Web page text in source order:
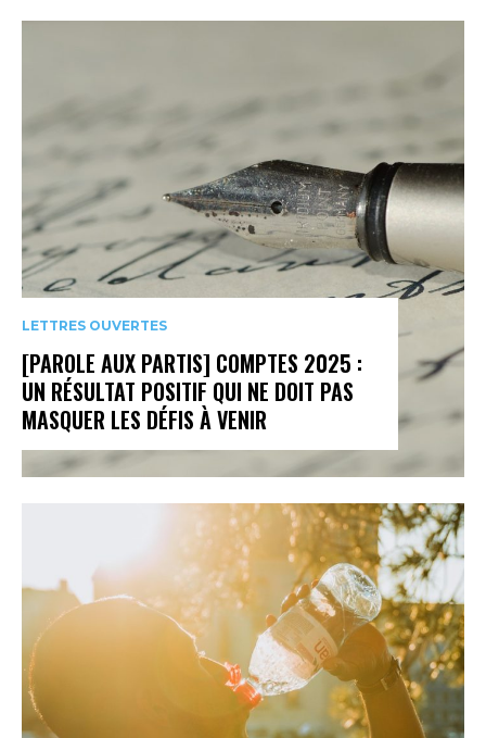
LETTRES OUVERTES
[PAROLE AUX PARTIS] COMPTES 2025 :
UN RÉSULTAT POSITIF QUI NE DOIT PAS
MASQUER LES DÉFIS À VENIR